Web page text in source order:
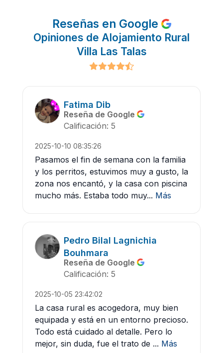
Reseñas en Google
Opiniones de Alojamiento Rural
Villa Las Talas
Fatima Dib
Reseña de Google
Calificación: 5
2025-10-10 08:35:26
Pasamos el fin de semana con la familia
y los perritos, estuvimos muy a gusto, la
zona nos encantó, y la casa con piscina
mucho más. Estaba todo muy... Más
Pedro Bilal Lagnichia
Bouhmara
Reseña de Google
Calificación: 5
2025-10-05 23:42:02
La casa rural es acogedora, muy bien
equipada y está en un entorno precioso.
Todo está cuidado al detalle. Pero lo
mejor, sin duda, fue el trato de ... Más